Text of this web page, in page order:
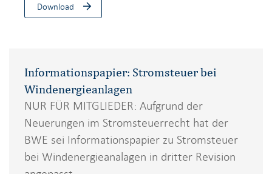
Download
Informationspapier: Stromsteuer bei
Windenergieanlagen
NUR FÜR MITGLIEDER: Aufgrund der
Neuerungen im Stromsteuerrecht hat der
BWE sei Informationspapier zu Stromsteuer
bei Windenergieanalagen in dritter Revision